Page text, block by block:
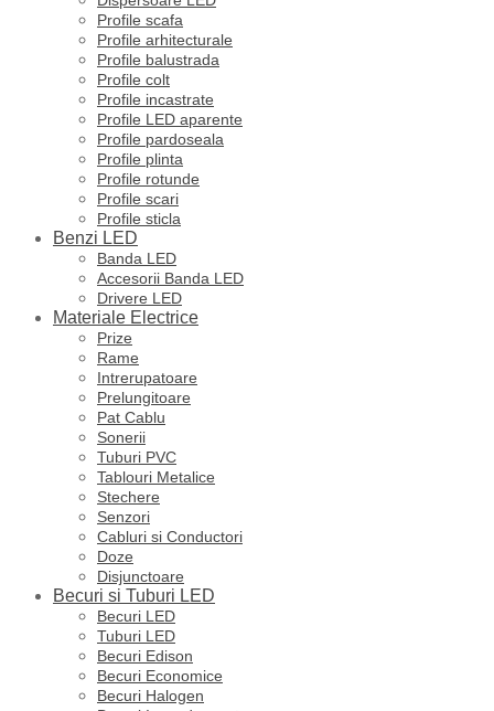
Profile scafa
Profile arhitecturale
Profile balustrada
Profile colt
Profile incastrate
Profile LED aparente
Profile pardoseala
Profile plinta
Profile rotunde
Profile scari
Profile sticla
Benzi LED
Banda LED
Accesorii Banda LED
Drivere LED
Materiale Electrice
Prize
Rame
Intrerupatoare
Prelungitoare
Pat Cablu
Sonerii
Tuburi PVC
Tablouri Metalice
Stechere
Senzori
Cabluri si Conductori
Doze
Disjunctoare
Becuri si Tuburi LED
Becuri LED
Tuburi LED
Becuri Edison
Becuri Economice
Becuri Halogen